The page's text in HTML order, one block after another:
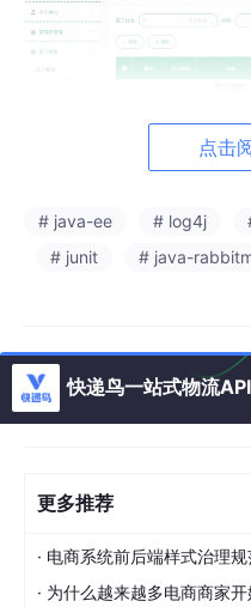
点击
# java-ee # log4j
# junit
# java-
快递鸟一站式物流
更多推荐
· 电商系统前后端样式治理规
· 为什么越来越多电商商家开始